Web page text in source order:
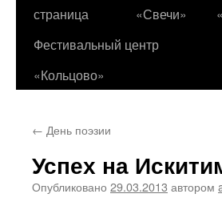
страница
«Свечи»
Фестивальный центр
«Кольцово»
← День поэзии
Успех на
Опубликовано 29.03.2013 автором